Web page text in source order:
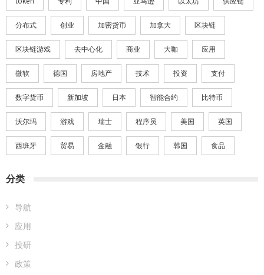
分布式 创业 加密货币 加拿大 区块链
区块链游戏 去中心化 商业 大咖 应用
微软 德国 房地产 技术 投资 支付
数字货币 新加坡 日本 智能合约 比特币
沃尔玛 游戏 瑞士 程序员 美国 英国
西班牙 贸易 金融 银行 韩国 食品
分类
导航
应用
投研
政策